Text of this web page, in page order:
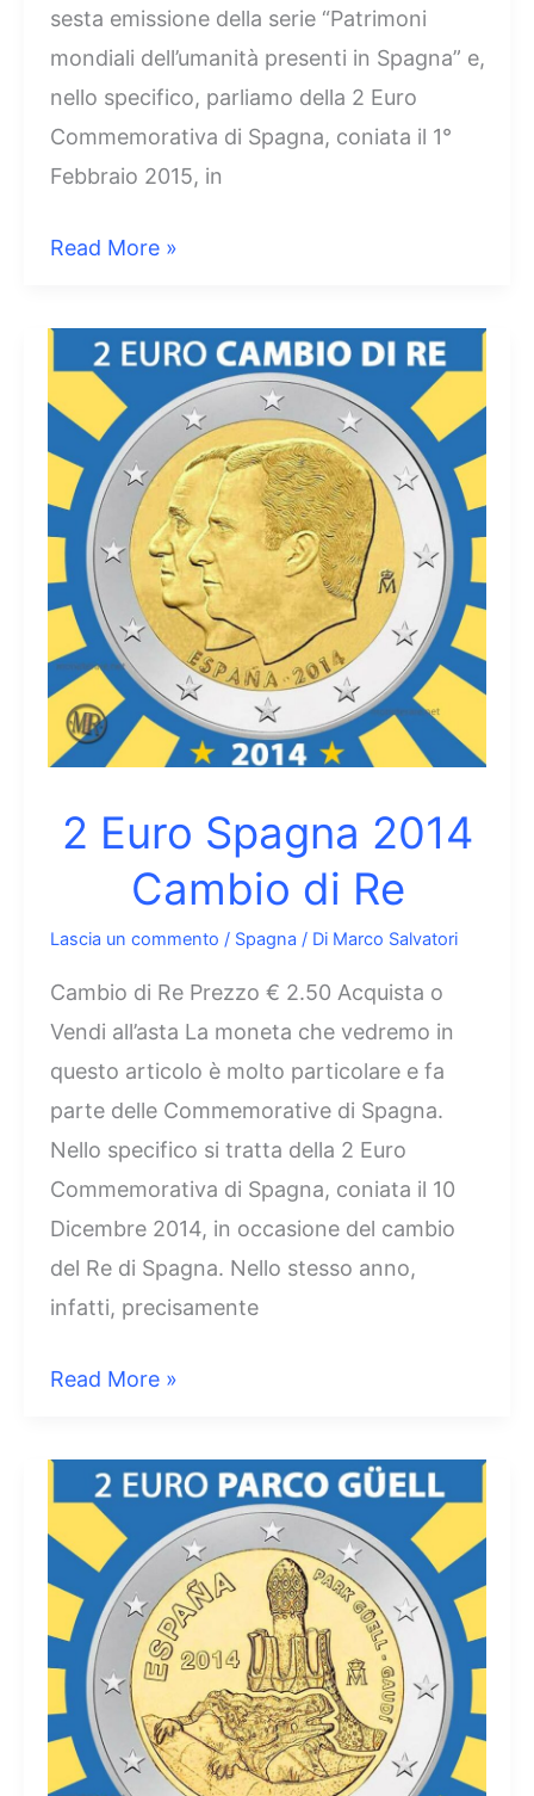
sesta emissione della serie “Patrimoni
mondiali dell’umanità presenti in Spagna” e,
nello specifico, parliamo della 2 Euro
Commemorativa di Spagna, coniata il 1°
Febbraio 2015, in
2
Spagna
2015
–
Grotta
Altamira
Read More »
2 Euro Spagna 2014
Cambio di Re
Lascia un commento / Spagna / Di Marco Salvatori
Cambio di Re Prezzo € 2.50 Acquista o
Vendi all’asta La moneta che vedremo in
questo articolo è molto particolare e fa
parte delle Commemorative di Spagna.
Nello specifico si tratta della 2 Euro
Commemorativa di Spagna, coniata il 10
Dicembre 2014, in occasione del cambio
del Re di Spagna. Nello stesso anno,
infatti, precisamente
2
Spagna
2014
Cambio
Read More »